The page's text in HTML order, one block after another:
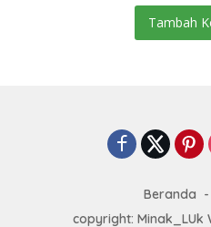
Tambah
Beranda
copyright: Minak_LUk